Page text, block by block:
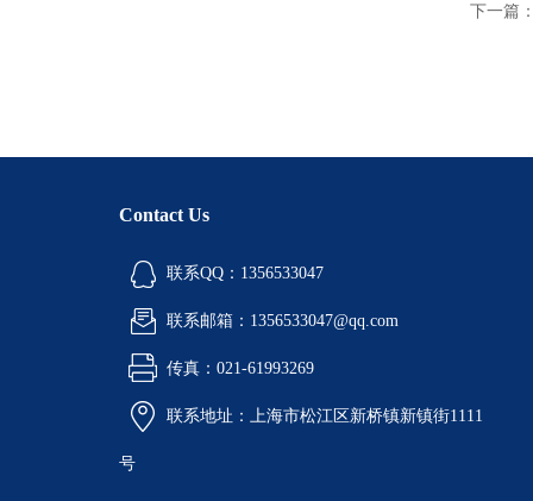
下一篇
Contact Us
联系QQ：1356533047
联系邮箱：1356533047@qq.com
传真：021-61993269
联系地址：上海市松江区新桥镇新镇街1111
号